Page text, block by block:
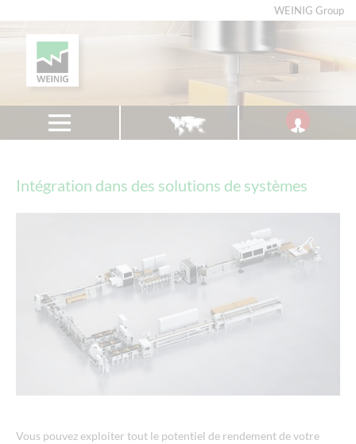
WEINIG Group
Intégration dans des solutions de systèmes
Vous pouvez exploiter tout le potentiel de rendement de votre